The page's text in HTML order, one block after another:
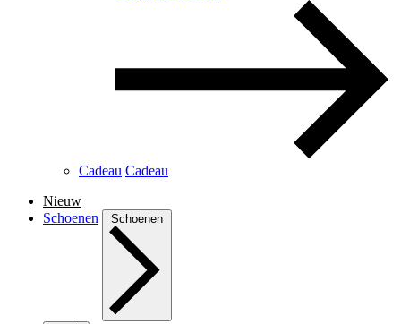
Cadeau Cadeau
Nieuw
Schoenen
Schoenen